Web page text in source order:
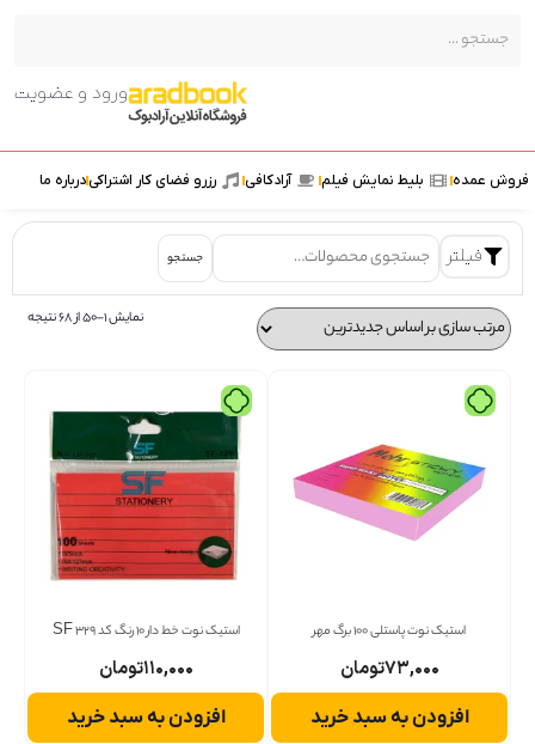
ورود و عضویت
عمده بلیط نمایش فیلم آرادکافی رزرو فضای کار اشتراکیدرباره ما
فیلتر جستجو
نمایش 1–50 از 68 نتیجه
استیک نوت پاستلی 100 برگ مهر
۷۳,۰۰۰تومان
افزودن به سبد خرید
استیک نوت خط دار 10 رنگ کد 329 SF
۱۱۰,۰۰۰تومان
افزودن به سبد خرید